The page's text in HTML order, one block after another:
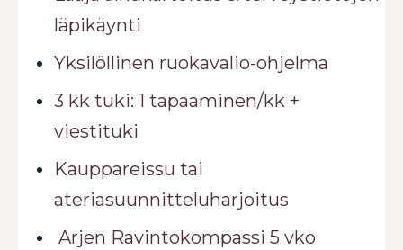
läpikäynti
Yksilöllinen ruokavalio-ohjelma
3 kk tuki: 1 tapaaminen/kk +
viestituki
Kauppareissu tai
ateriasuunnitteluharjoitus
Arjen Ravintokompassi 5 vko